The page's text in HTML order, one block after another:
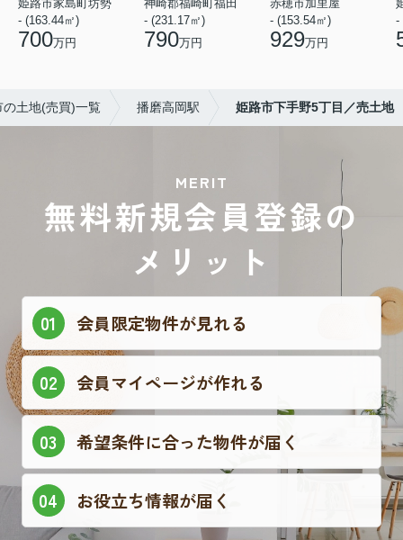
姫路市家島町坊勢
- (163.44㎡)
700万円
神崎郡福崎町福田
- (231.17㎡)
790万円
赤穂市加里屋
- (153.54㎡)
929万円
-
の土地(売買)一覧 播磨高岡駅 姫路市下手野5丁目／売土地
MERIT
無料新規会員登録の
メリット
会員限定物件が見れる
会員マイページが作れる
希望条件に合った物件が届く
お役立ち情報が届く